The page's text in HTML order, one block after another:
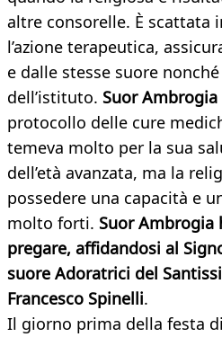
altre consorelle. È scattata
l’azione terapeutica,
e dalle stesse suore
dell’istituto. Suor Ambrogia
protocollo delle cure
temeva molto per la sua
dell’età avanzata, ma la
possedere una capacità e
molto forti. Suor Ambrogia
pregare, affidandosi al
suore Adoratrici del
Francesco Spinelli.
Il giorno prima della festa